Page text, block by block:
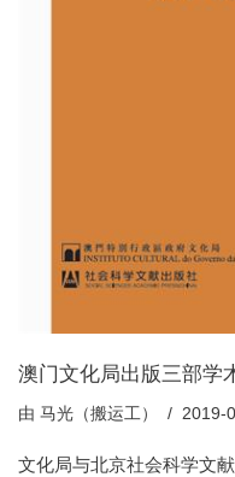
澳门文化局出版三部学
由 马光（搬运工） 2019-
文化局与北京社会科学文